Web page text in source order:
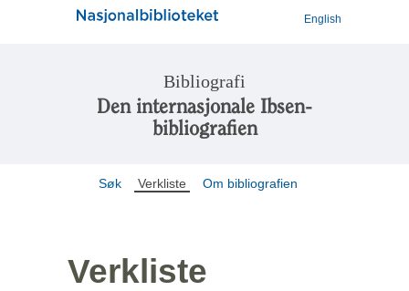
English
Bibliografi
Den internasjonale Ibsen-
bibliografien
Søk Verkliste Om bibliografien
Verkliste